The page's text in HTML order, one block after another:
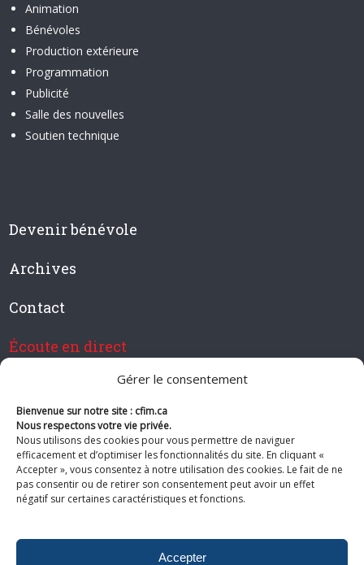
Gérer le consentement
Bienvenue sur notre site : cfim.ca
Nous respectons votre vie privée.
Nous utilisons des cookies pour vous permettre de naviguer
efficacement et d’optimiser les fonctionnalités du site. En cliquant «
Accepter », vous consentez à notre utilisation des cookies. Le fait de ne
pas consentir ou de retirer son consentement peut avoir un effet
négatif sur certaines caractéristiques et fonctions.
Accepter
Animation
Bénévoles
Production extérieure
Programmation
Publicité
Salle des nouvelles
Soutien technique
Devenir bénévole
Archives
Contact
Écoute en direct
Devenir membre de CFIM
Suivez-nous